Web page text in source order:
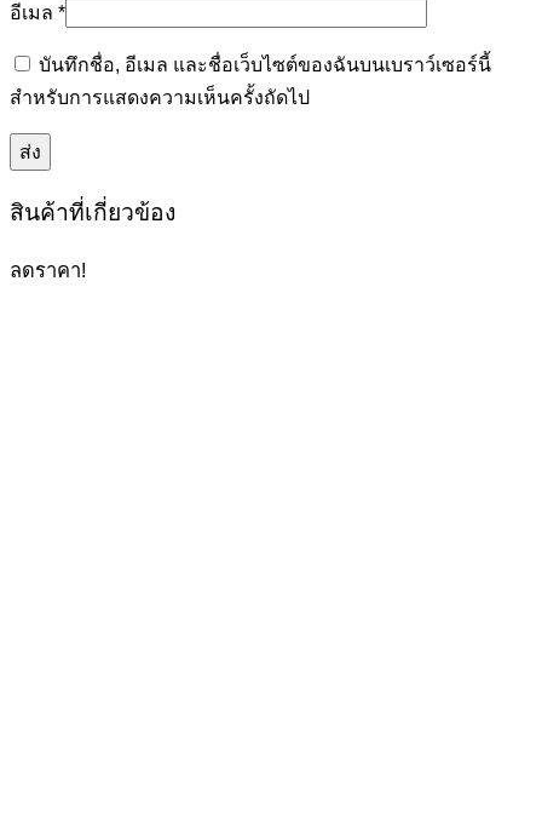
อีเมล *
บันทึกชื่อ, อีเมล และชื่อเว็บไซต์ของฉันบนเบราว์เซอร์นี้
สำหรับการแสดงความเห็นครั้งถัดไป
สินค้าที่เกี่ยวข้อง
ลดราคา!